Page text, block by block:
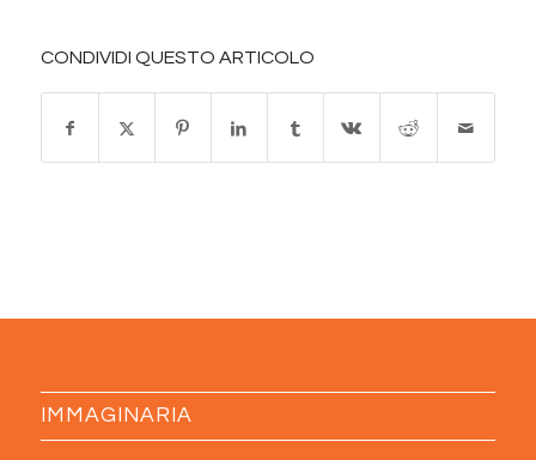
CONDIVIDI QUESTO ARTICOLO
IMMAGINARIA